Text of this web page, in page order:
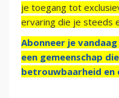
je toegang tot
ervaring die je steeds
Abonneer je
een gemeenschap
betrouwbaarheid en